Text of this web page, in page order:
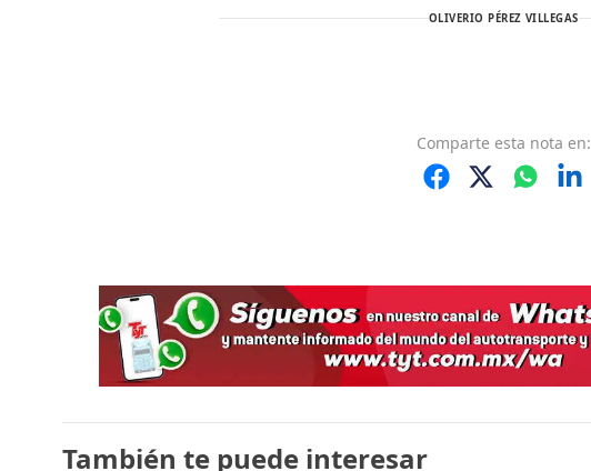
OLIVERIO PÉREZ VILLEGAS
Comparte esta nota en:
También te puede interesar